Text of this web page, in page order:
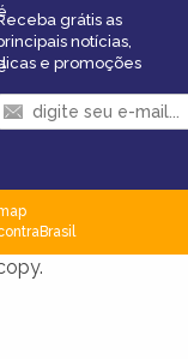
grátis as
notícias,
e promoções